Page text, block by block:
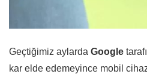
Geçtiğimiz aylarda Google
kar elde edemeyince mobil